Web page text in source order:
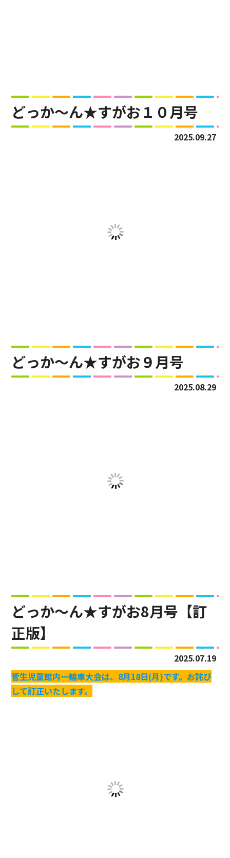
どっか～ん★すがお１０月号
2025.09.27
どっか～ん★すがお９月号
2025.08.29
どっか～ん★すがお8月号【訂
正版】
2025.07.19
菅生児童館内一輪車大会は、8月18日(月)です。お詫び
して訂正いたします。